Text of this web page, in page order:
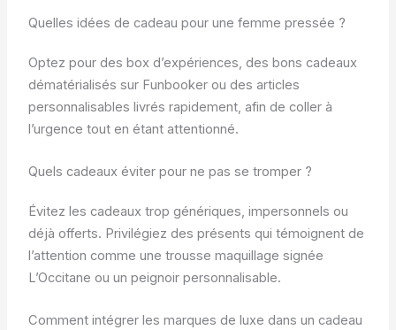
Quelles idées de cadeau pour une femme pressée ?
Optez pour des box d’expériences, des bons cadeaux
dématérialisés sur Funbooker ou des articles
personnalisables livrés rapidement, afin de coller à
l’urgence tout en étant attentionné.
Quels cadeaux éviter pour ne pas se tromper ?
Évitez les cadeaux trop génériques, impersonnels ou
déjà offerts. Privilégiez des présents qui témoignent de
l’attention comme une trousse maquillage signée
L’Occitane ou un peignoir personnalisable.
Comment intégrer les marques de luxe dans un cadeau